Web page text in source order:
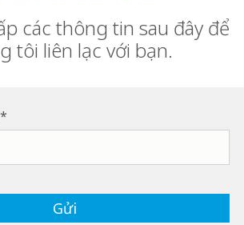
các thông tin sau đây để
tôi liên lạc với bạn.